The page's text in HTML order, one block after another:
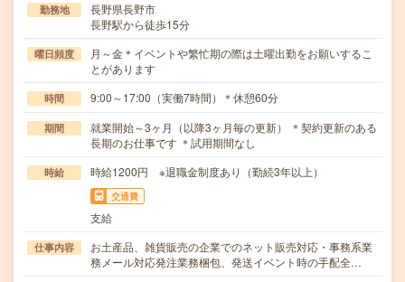
勤務地
長野県長野市
長野駅から徒歩15分
曜日頻度
月～金＊イベントや繁忙期の際は土曜出勤をお願いするこ
とがあります
時間 9:00～17:00（実働7時間）＊休憩60分
期間
就業開始～3ヶ月（以降3ヶ月毎の更新） ＊契約更新のある
長期のお仕事です ＊試用期間なし
時給 時給1200円 ※退職金制度あり（勤続3年以上）
交通費
支給
仕事内容
お土産品、雑貨販売の企業でのネット販売対応・事務系業
務メール対応発注業務梱包、発送イベント時の手配全…